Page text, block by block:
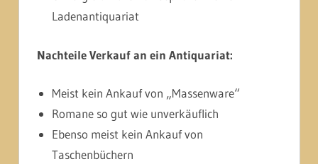
Ladenantiquariat
Nachteile Verkauf an ein Antiquariat:
Meist kein Ankauf von „Massenware“
Romane so gut wie unverkäuflich
Ebenso meist kein Ankauf von
Taschenbüchern